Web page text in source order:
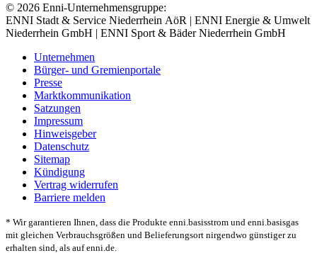
© 2026 Enni-Unternehmensgruppe:
ENNI Stadt & Service Niederrhein AöR | ENNI Energie & Umwelt
Niederrhein GmbH | ENNI Sport & Bäder Niederrhein GmbH
Unternehmen
Bürger- und Gremienportale
Presse
Marktkommunikation
Satzungen
Impressum
Hinweisgeber
Datenschutz
Sitemap
Kündigung
Vertrag widerrufen
Barriere melden
* Wir garantieren Ihnen, dass die Produkte enni.basisstrom und enni.basisgas
mit gleichen Verbrauchsgrößen und Belieferungsort nirgendwo günstiger zu
erhalten sind, als auf enni.de.